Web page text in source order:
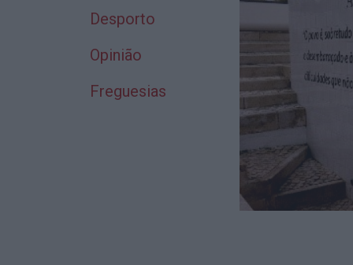
Desporto
Opinião
Freguesias